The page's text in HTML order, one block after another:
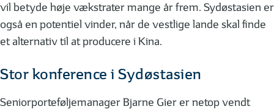
vil betyde høje vækstrater mange år frem. Sydøstasien er
også en potentiel vinder, når de vestlige lande skal finde
et alternativ til at producere i Kina.
Stor konference i Sydøstasien
Seniorporteføljemanager Bjarne Gier er netop vendt